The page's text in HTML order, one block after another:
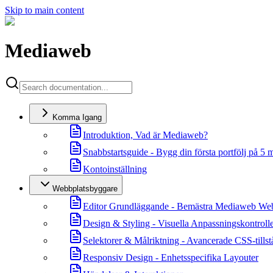
Skip to main content
Mediaweb
Komma Igang
Introduktion, Vad är Mediaweb?
Snabbstartsguide - Bygg din första portfölj på 5
Kontoinställning
Webbplatsbyggare
Editor Grundläggande - Bemästra Mediaweb
Design & Styling - Visuella
Selektorer & Målriktning - Avancerade CSS-
Responsiv Design - Enhetsspecifika Layouter